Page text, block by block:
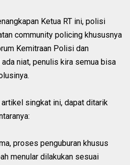
Ketua RT ini, polisi
community policing khususnya
Kemitraan Polisi dan
niat, penulis kira semua bisa
singkat ini, dapat ditarik
proses penguburan khusus
menular dilakukan sesuai